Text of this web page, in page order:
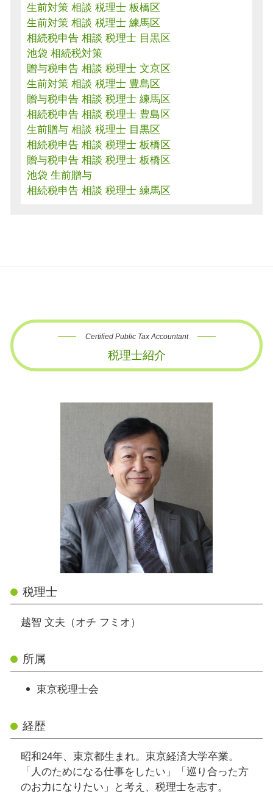
生前対策 相談 税理士 板橋区
生前対策 相談 税理士 練馬区
相続税申告 相談 税理士 目黒区
池袋 相続税対策
贈与税申告 相談 税理士 文京区
生前対策 相談 税理士 豊島区
贈与税申告 相談 税理士 練馬区
相続税申告 相談 税理士 豊島区
生前贈与 相談 税理士 目黒区
相続税申告 相談 税理士 板橋区
贈与税申告 相談 税理士 板橋区
池袋 生前贈与
相続税申告 相談 税理士 練馬区
Certified Public Tax Accountant
税理士紹介
税理士
越智 文夫（オチ フミオ）
所属
東京税理士会
経歴
昭和24年、東京都生まれ。東京経済大学卒業。
「人のためになる仕事をしたい」「巡り合った方
のお力になりたい」と考え、税理士を志す。